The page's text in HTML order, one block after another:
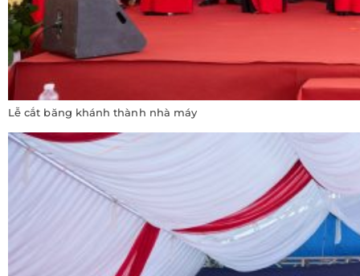
Lễ cắt băng khánh thành nhà máy